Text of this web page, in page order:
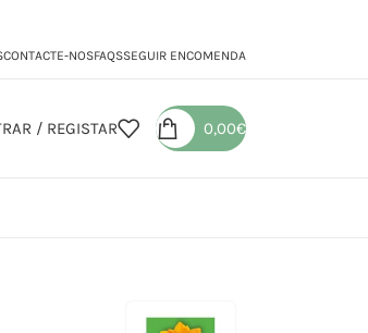
CONTACTE-NOSFAQSSEGUIR ENCOMENDA
/ REGISTAR 0,00€